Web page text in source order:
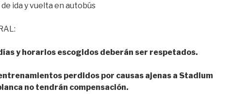
de ida y vuelta en autobús
y horarios escogidos deberán ser respetados.
perdidos por causas ajenas a Stadium
no tendrán compensación.